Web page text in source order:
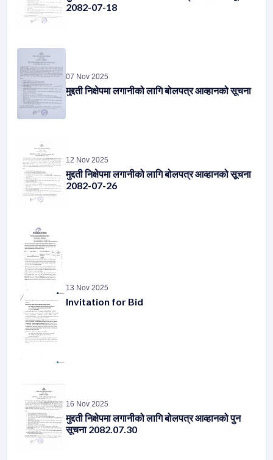
07 Nov 2025
मुद्दती निक्षेपमा लगानीको लागि बोलपत्र आव्हानको सूचना
मुद्दती निक्षेपमा लगानीको लागि बोलपत्र आव्हानको सूचना
2082-07-26
13 Nov 2025
Invitation for Bid
मुद्दती निक्षेपमा लगानीको लागि बोलपत्र आव्हानको पुन
सूचना 2082.07.30